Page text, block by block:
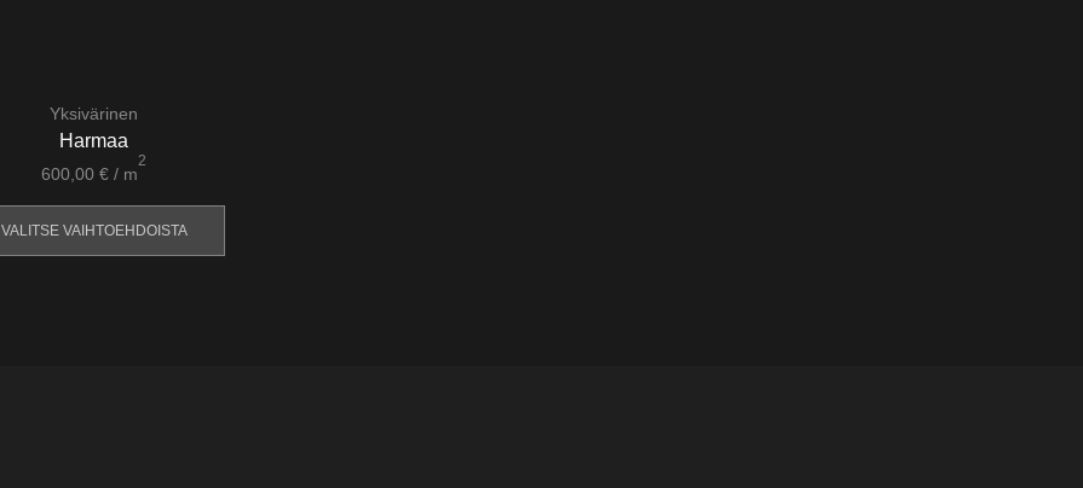
Yksivärinen
Harmaa
600,00 € / m
2
VALITSE VAIHTOEHDOISTA